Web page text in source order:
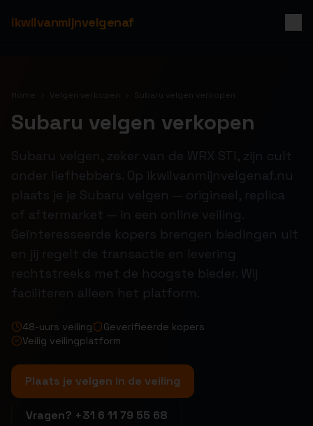
ikwilvanmijnvelgenaf
Home Velgen verkopen Subaru velgen verkopen
Subaru velgen verkopen
Subaru velgen, zeker van de WRX STI, zijn cult
onder liefhebbers. Op ikwilvanmijnvelgenaf.nu
plaats je je Subaru velgen — origineel, replica
of aftermarket — in een online veiling.
Geïnteresseerde kopers brengen biedingen uit
en jij regelt de transactie en levering
rechtstreeks met de hoogste bieder. Wij
faciliteren alleen het platform.
48-uurs veiling
Geverifieerde kopers
Veilig veilingplatform
Plaats je velgen in de veiling
Vragen? +31 6 11 79 55 68